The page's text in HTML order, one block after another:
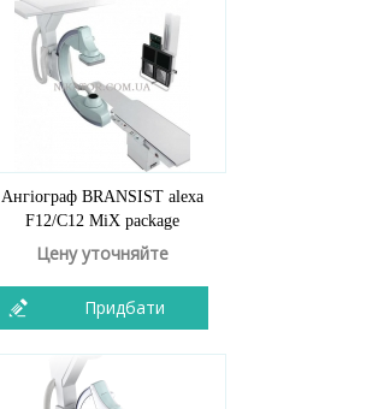
Ангіограф BRANSIST alexa
F12/C12 MiX package
Цену уточняйте
Придбати